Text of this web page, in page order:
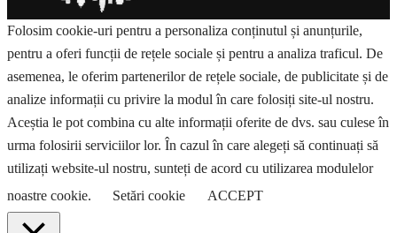
Folosim cookie-uri pentru a personaliza conținutul și anunțurile,
pentru a oferi funcții de rețele sociale și pentru a analiza traficul. De
asemenea, le oferim partenerilor de rețele sociale, de publicitate și de
analize informații cu privire la modul în care folosiți site-ul nostru.
Aceștia le pot combina cu alte informații oferite de dvs. sau culese în
urma folosirii serviciilor lor. În cazul în care alegeți să continuați să
utilizați website-ul nostru, sunteți de acord cu utilizarea modulelor
noastre cookie.
Setări cookie ACCEPT